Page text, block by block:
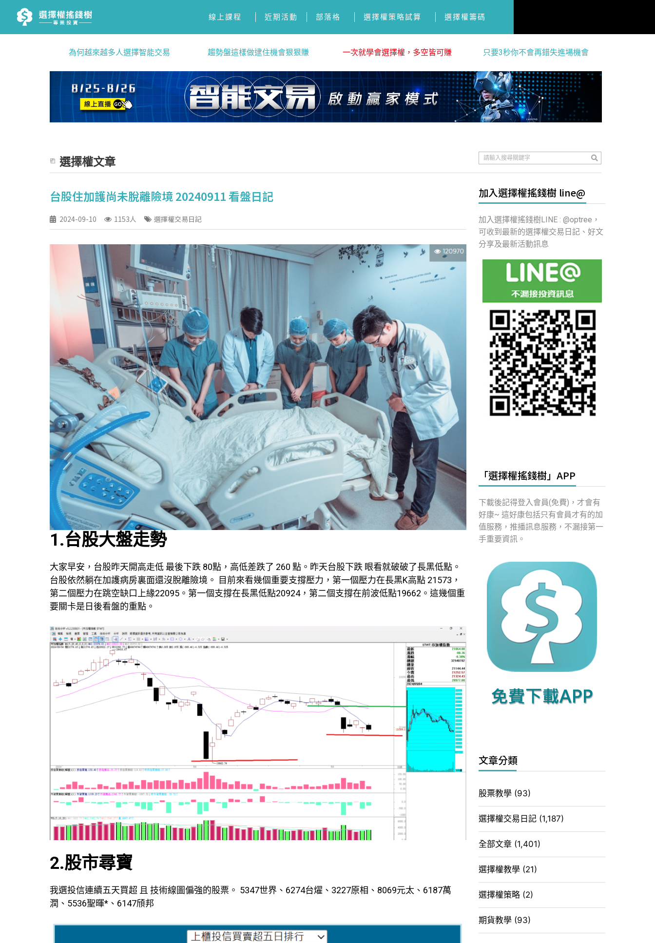
線上課程 近期活動 部落格 選擇權策略試算 選擇權籌碼
為何越來越多人選擇智能交易 趨勢盤這樣做逮住機會狠狠賺 一次就學會選擇權，多空皆可賺 只要3秒你不會再錯失進場機會
選擇權文章
台股住加護尚未脫離險境 20240911 看盤日記
2024-09-10 1153人 選擇權交易日記
1.台股大盤走勢
大家早安，台股昨天開高走低 最後下跌 80點，高低差跌了 260 點。昨天台股下跌 眼看就破破了長黑低點。
台股依然躺在加護病房裏面還沒脫離險境。 目前來看幾個重要支撐壓力，第一個壓力在長黑K高點 21573，
第二個壓力在跳空缺口上緣22095。第一個支撐在長黑低點20924，第二個支撐在前波低點19662。這幾個重
要關卡是日後看盤的重點。
2.股市尋寶
我選投信連續五天買超 且 技術線圖偏強的股票。 5347世界、6274台燿、3227原相、8069元太、6187萬
潤、5536聖暉*、6147頎邦
加入選擇權搖錢樹 line@
加入選擇權搖錢樹LINE : @optree，
可收到最新的選擇權交易日記、好文
分享及最新活動訊息
「選擇權搖錢樹」APP
下載後記得登入會員(免費)，才會有
好康~ 這好康包括只有會員才有的加
值服務，推播訊息服務，不漏接第一
手重要資訊。
文章分類
股票教學 (93)
選擇權交易日記 (1,187)
全部文章 (1,401)
選擇權教學 (21)
選擇權策略 (2)
期貨教學 (93)